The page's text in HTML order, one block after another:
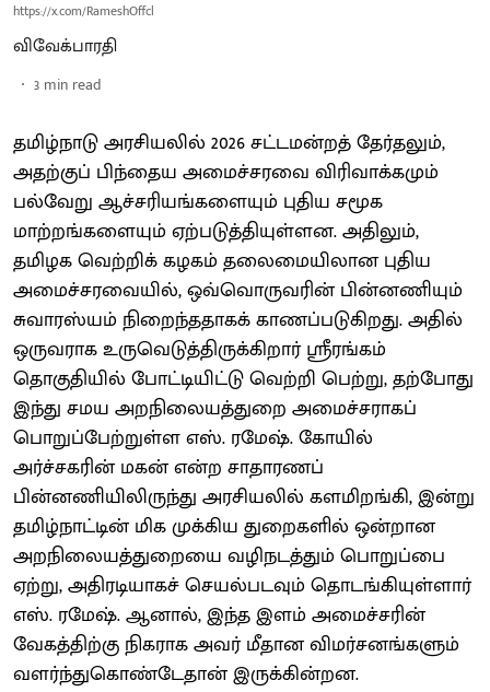
https://x.com/RameshOffcl
விவேக்பாரதி
3 min read
தமிழ்நாடு அரசியலில் 2026 சட்டமன்றத் தேர்தலும்,
அதற்குப் பிந்தைய அமைச்சரவை விரிவாக்கமும்
பல்வேறு ஆச்சரியங்களையும் புதிய சமூக
மாற்றங்களையும் ஏற்படுத்தியுள்ளன. அதிலும்,
தமிழக வெற்றிக் கழகம் தலைமையிலான புதிய
அமைச்சரவையில், ஒவ்வொருவரின் பின்னணியும்
சுவாரஸ்யம் நிறைந்ததாகக் காணப்படுகிறது. அதில்
ஒருவராக உருவெடுத்திருக்கிறார் ஸ்ரீரங்கம்
தொகுதியில் போட்டியிட்டு வெற்றி பெற்று, தற்போது
இந்து சமய அறநிலையத்துறை அமைச்சராகப்
பொறுப்பேற்றுள்ள எஸ். ரமேஷ். கோயில்
அர்ச்சகரின் மகன் என்ற சாதாரணப்
பின்னணியிலிருந்து அரசியலில் களமிறங்கி, இன்று
தமிழ்நாட்டின் மிக முக்கிய துறைகளில் ஒன்றான
அறநிலையத்துறையை வழிநடத்தும் பொறுப்பை
ஏற்று, அதிரடியாகச் செயல்படவும் தொடங்கியுள்ளார்
எஸ். ரமேஷ். ஆனால், இந்த இளம் அமைச்சரின்
வேகத்திற்கு நிகராக அவர் மீதான விமர்சனங்களும்
வளர்ந்துகொண்டேதான் இருக்கின்றன.